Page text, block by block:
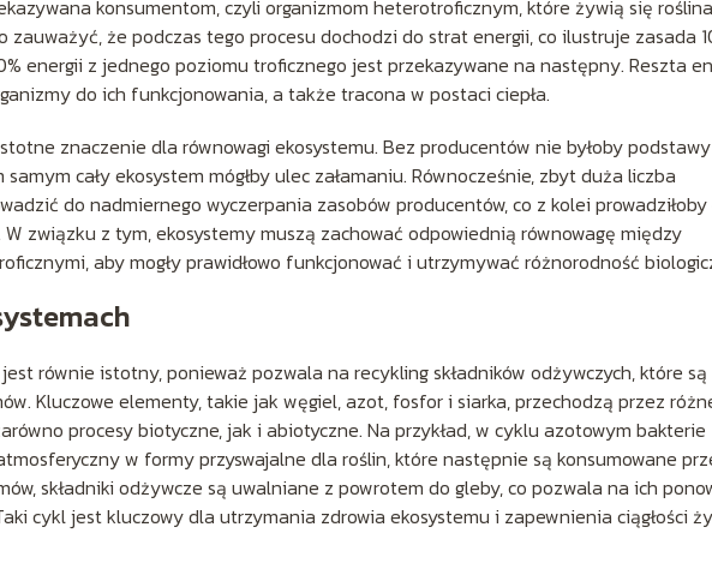
konsumentom, czyli organizmom heterotroficznym, które żywią się
że podczas tego procesu dochodzi do strat energii, co ilustruje zasada
energii z jednego poziomu troficznego jest przekazywane na następny. Reszta
do ich funkcjonowania, a także tracona w postaci ciepła.
znaczenie dla równowagi ekosystemu. Bez producentów nie byłoby
cały ekosystem mógłby ulec załamaniu. Równocześnie, zbyt duża liczba
do nadmiernego wyczerpania zasobów producentów, co z kolei prowadziłoby
związku z tym, ekosystemy muszą zachować odpowiednią równowagę między
aby mogły prawidłowo funkcjonować i utrzymywać różnorodność
równie istotny, ponieważ pozwala na recykling składników odżywczych, które są
Kluczowe elementy, takie jak węgiel, azot, fosfor i siarka, przechodzą przez
procesy biotyczne, jak i abiotyczne. Na przykład, w cyklu azotowym bakterie
w formy przyswajalne dla roślin, które następnie są konsumowane
składniki odżywcze są uwalniane z powrotem do gleby, co pozwala na ich
cykl jest kluczowy dla utrzymania zdrowia ekosystemu i zapewnienia ciągłości